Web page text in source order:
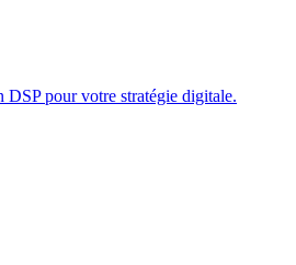
DSP pour votre stratégie digitale.